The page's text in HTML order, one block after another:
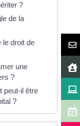
?
de la
le droit de
une
?
peut-il être
?